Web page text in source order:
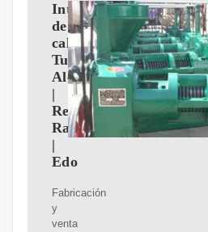
Intercambiadores
de
calor,
Tubos
Aletados
|
Reisa
Radiadores
|
Edo
Fabricación
y
venta